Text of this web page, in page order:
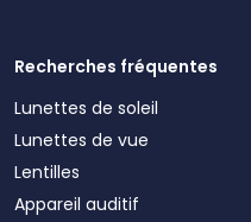
Recherches fréquentes
Lunettes de soleil
Lunettes de vue
Lentilles
Appareil auditif